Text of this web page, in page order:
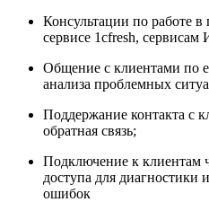
Консультации по работе
сервисе 1cfresh, сервисам
Общение с клиентами по
анализа проблемных
Поддержание контакта с
обратная связь;
Подключение к клиентам
доступа для диагностики
ошибок